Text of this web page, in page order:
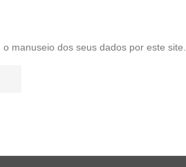
manuseio dos seus dados por este site.